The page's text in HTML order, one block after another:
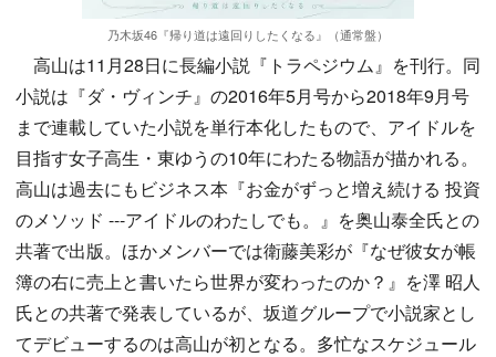
乃木坂46『帰り道は遠回りしたくなる』（通常盤）
高山は11月28日に長編小説『トラペジウム』を刊行。同
小説は『ダ・ヴィンチ』の2016年5月号から2018年9月号
まで連載していた小説を単行本化したもので、アイドルを
目指す女子高生・東ゆうの10年にわたる物語が描かれる。
高山は過去にもビジネス本『お金がずっと増え続ける 投資
のメソッド ---アイドルのわたしでも。』を奥山泰全氏との
共著で出版。ほかメンバーでは衛藤美彩が『なぜ彼女が帳
簿の右に売上と書いたら世界が変わったのか？』を澤 昭人
氏との共著で発表しているが、坂道グループで小説家とし
てデビューするのは高山が初となる。多忙なスケジュール